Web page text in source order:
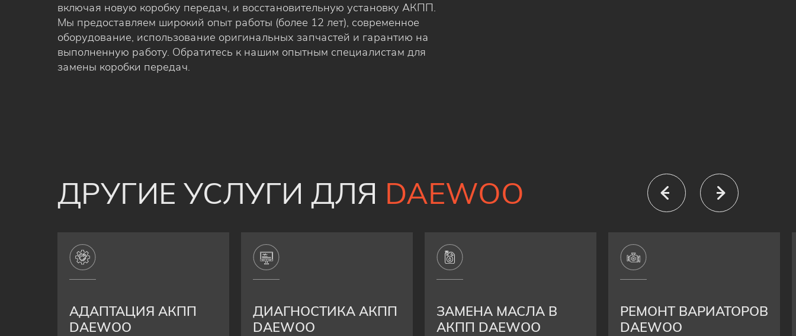
включая новую коробку передач, и восстановительную установку АКПП.
Мы предоставляем широкий опыт работы (более 12 лет), современное
оборудование, использование оригинальных запчастей и гарантию на
выполненную работу. Обратитесь к нашим опытным специалистам для
замены коробки передач.
ДРУГИЕ УСЛУГИ ДЛЯ DAEWOO
АДАПТАЦИЯ АКПП
DAEWOO
ДИАГНОСТИКА АКПП
DAEWOO
ЗАМЕНА МАСЛА В
АКПП DAEWOO
РЕМОНТ ВАРИАТОРОВ
DAEWOO